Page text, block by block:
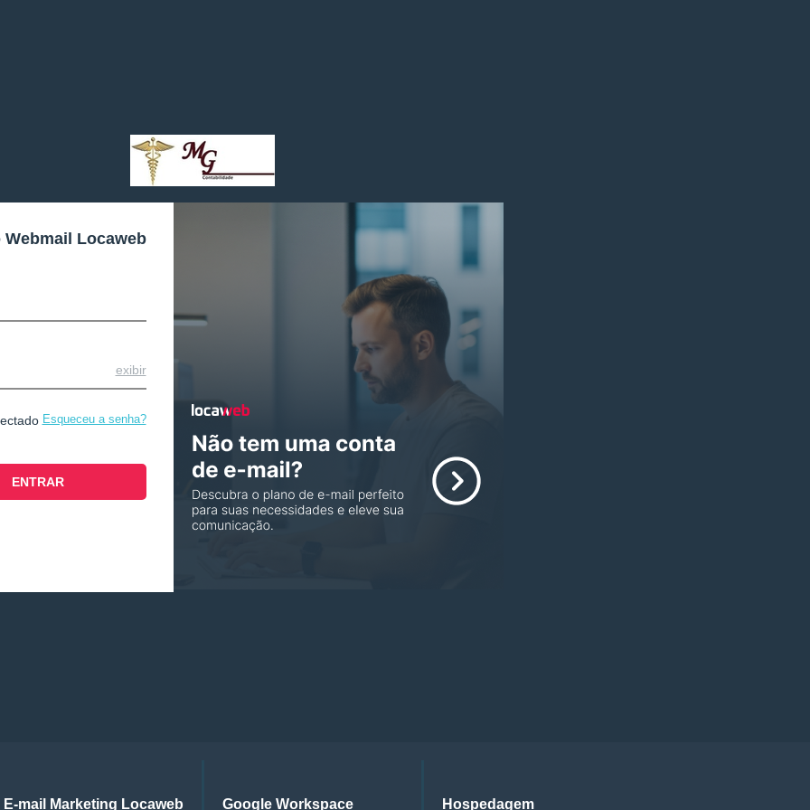
Webmail Locaweb
exibir
Esqueceu a senha?
E-mail Marketing Locaweb Google Workspace Hospedagem